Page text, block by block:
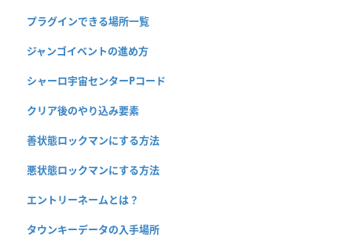
プラグインできる場所一覧
ジャンゴイベントの進め方
シャーロ宇宙センターPコード
クリア後のやり込み要素
善状態ロックマンにする方法
悪状態ロックマンにする方法
エントリーネームとは？
タウンキーデータの入手場所